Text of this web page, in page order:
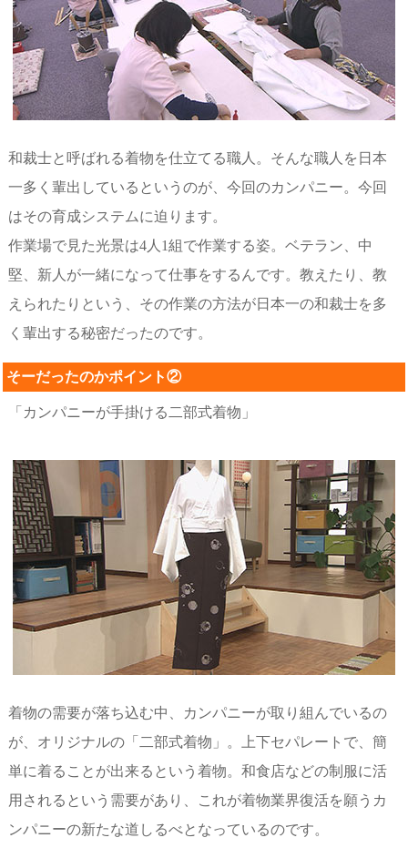
和裁士と呼ばれる着物を仕立てる職人。そんな職人を日本
一多く輩出しているというのが、今回のカンパニー。今回
はその育成システムに迫ります。
作業場で見た光景は4人1組で作業する姿。ベテラン、中
堅、新人が一緒になって仕事をするんです。教えたり、教
えられたりという、その作業の方法が日本一の和裁士を多
く輩出する秘密だったのです。
そーだったのかポイント②
「カンパニーが手掛ける二部式着物」
着物の需要が落ち込む中、カンパニーが取り組んでいるの
が、オリジナルの「二部式着物」。上下セパレートで、簡
単に着ることが出来るという着物。和食店などの制服に活
用されるという需要があり、これが着物業界復活を願うカ
ンパニーの新たな道しるべとなっているのです。